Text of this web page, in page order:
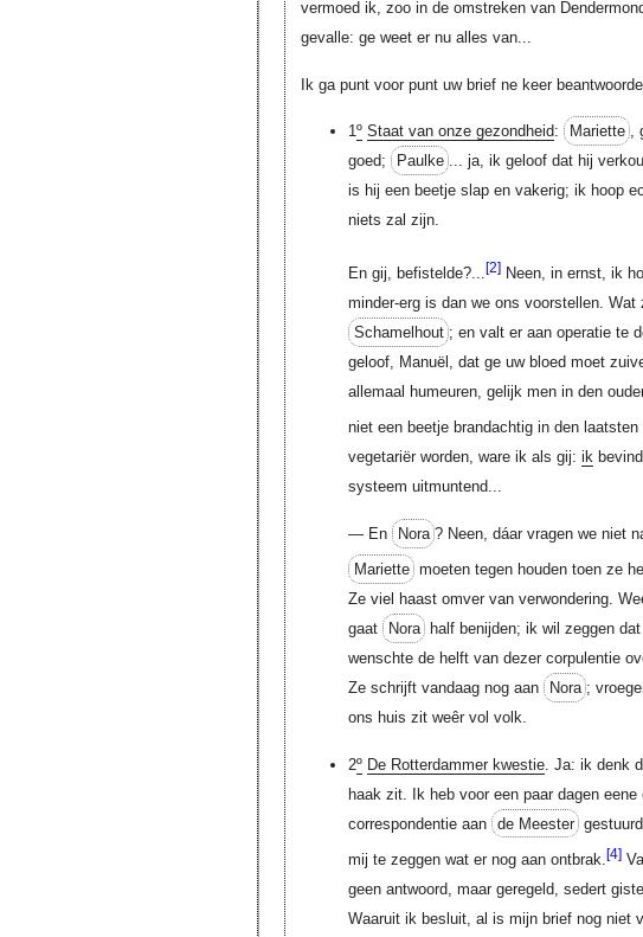
vermoed ik, zoo in de omstreken van
gevalle: ge weet er nu alles van...
Ik ga punt voor punt uw brief ne keer
1º Staat van onze gezondheid: Mariette ,
goed;
Paulke ... ja, ik geloof dat hij
is hij een beetje slap en vakerig; ik hoop
niets zal zijn.
En gij, befistelde?... [2]Neen, in ernst, ik
minder-erg is dan we ons voorstellen. Wat
Schamelhout ; en valt er aan operatie te
geloof, Manuël, dat ge uw bloed moet
allemaal humeuren, gelijk men in den
niet een beetje brandachtig in den laatsten
vegetariër worden, ware ik als gij: ik
systeem uitmuntend...
— En Nora ? Neen, dáar vragen we niet
Mariette moeten tegen houden toen ze
Ze viel haast omver van verwondering.
gaat
Nora
half benijden; ik wil zeggen dat
wenschte de helft van dezer corpulentie
Ze schrijft vandaag nog aan
Nora ;
ons huis zit weêr vol volk.
2º De Rotterdammer kwestie. Ja: ik denk
haak zit. Ik heb voor een paar dagen eene
correspondentie aan de Meester
mij te zeggen wat er nog aan ontbrak. [4]
geen antwoord, maar geregeld, sedert
Waaruit ik besluit, al is mijn brief nog niet